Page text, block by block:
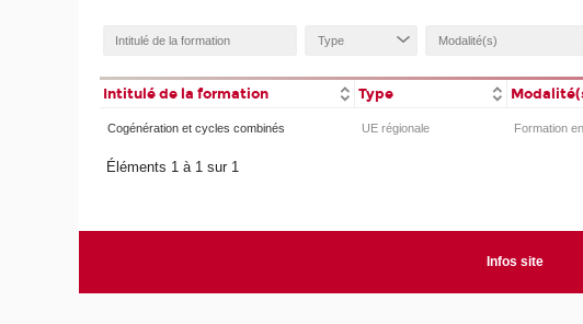
Intitulé de la formation Type
Cogénération et cycles combinés UE régionale Formation
Éléments 1 à 1 sur 1
Infos site